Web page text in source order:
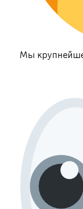
Мы